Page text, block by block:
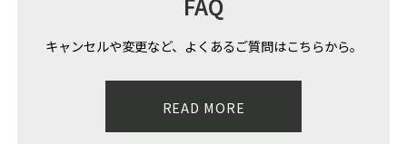
FAQ
キャンセルや変更など、よくあるご質問はこちらから。
READ MORE